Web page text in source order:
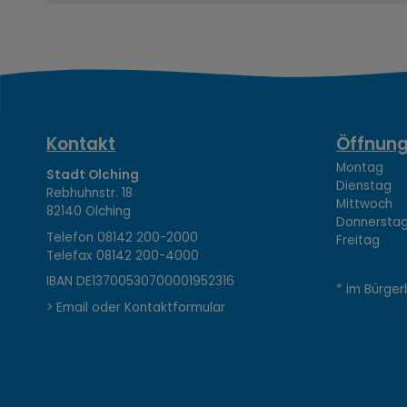
K
o
n
Kontakt
Stadt Olching
Rebhuhnstr. 18
82140 Olching
Telefon08142 200-2000
Telefax08142 200-4000
IBAN DE13700530700001952316
> Email oder Kontaktformular
Montag
Dienstag
Mittwoch
Freitag
* im